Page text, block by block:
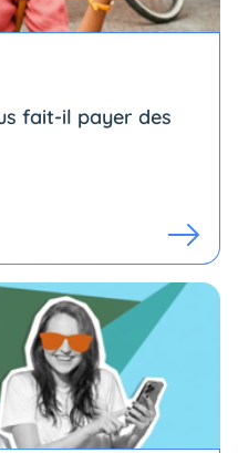
fait-il payer des